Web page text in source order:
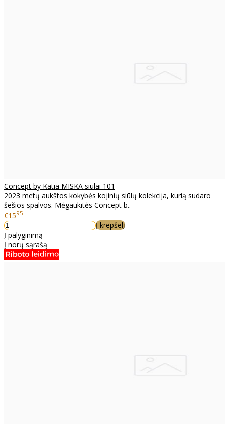
Concept by Katia MISKA siūlai 101
2023 metų aukštos kokybės kojinių siūlų kolekcija, kurią sudaro
šešios spalvos. Mėgaukitės Concept b..
€1595
Į krepšelį
Į palyginimą
Į norų sąrašą